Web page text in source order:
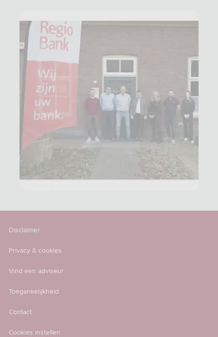
Disclaimer
Privacy & cookies
Vind een adviseur
Toegankelijkheid
Contact
Cookies instellen